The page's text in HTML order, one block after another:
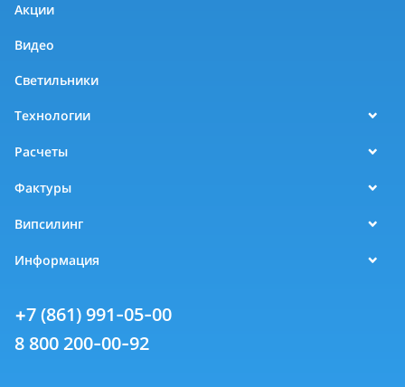
Акции
Видео
Светильники
Технологии
Расчеты
Фактуры
Випсилинг
Информация
+7 (861) 991-05-00
8 800 200-00-92